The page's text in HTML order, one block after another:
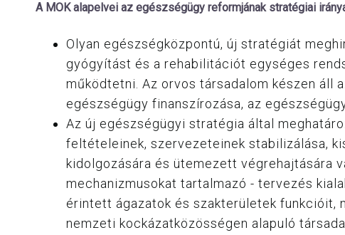
A MOK alapelvei az egészségügy reformjának stratégiai
Olyan egészségközpontú, új stratégiát
gyógyítást és a rehabilitációt egységes
működtetni. Az orvos társadalom készen áll
egészségügy finanszírozása, az
Az új egészségügyi stratégia által
feltételeinek, szervezeteinek stabilizálása,
kidolgozására és ütemezett végrehajtására
mechanizmusokat tartalmazó - tervezés
érintett ágazatok és szakterületek funkcióit,
nemzeti kockázatközösségen alapuló